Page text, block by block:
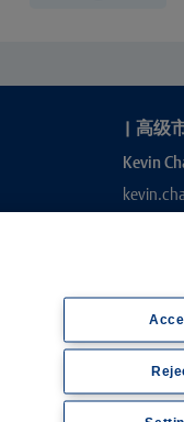
| 高级
Kevin